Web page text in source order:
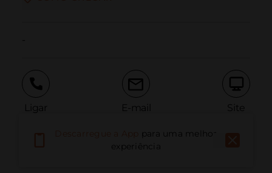
Ligar E-mail Site
Relatar problema
para uma melhor
experiência